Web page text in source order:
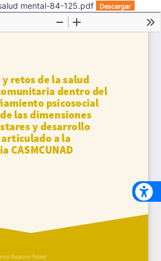
mental-84-125.pdf Descargar